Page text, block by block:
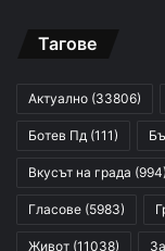
Тагове
Актуално (33806)
Ботев Пд (111)
Вкусът на града (994)
Гласове (5983)
Живот (11038)